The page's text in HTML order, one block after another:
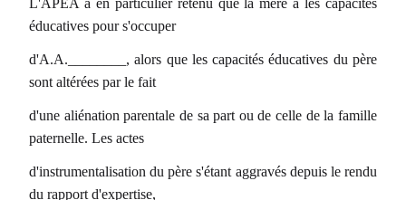
L'APEA a en particulier retenu que la mère a les capacités
éducatives pour s'occuper
d'A.A.________, alors que les capacités éducatives du père
sont altérées par le fait
d'une aliénation parentale de sa part ou de celle de la famille
paternelle. Les actes
d'instrumentalisation du père s'étant aggravés depuis le rendu
du rapport d'expertise,